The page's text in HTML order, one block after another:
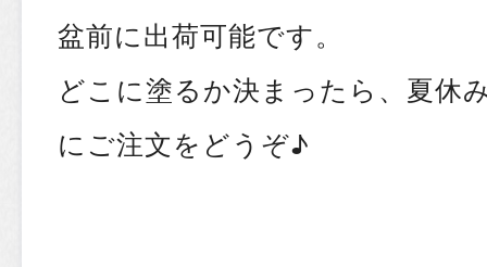
盆前に出荷可能です。
どこに塗るか決まったら、夏休
にご注文をどうぞ♪